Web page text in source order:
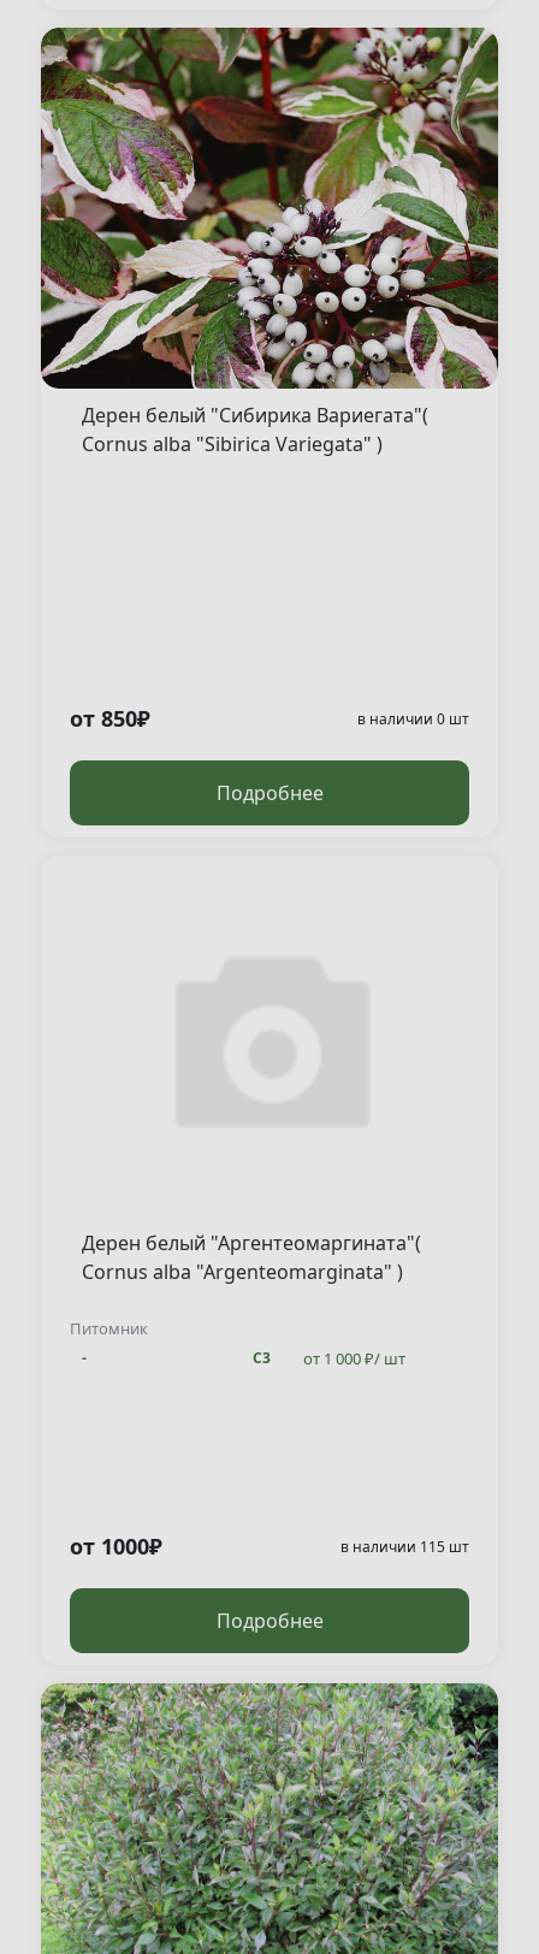
Дерен белый "Сибирика Вариегата"(
Cornus alba "Sibirica Variegata" )
от 850₽ в наличии 0 шт
Подробнее
Дерен белый "Аргентеомаргината"(
Cornus alba "Argenteomarginata" )
Питомник
- С3 от 1 000 ₽/ шт
от 1000₽ в наличии 115 шт
Подробнее